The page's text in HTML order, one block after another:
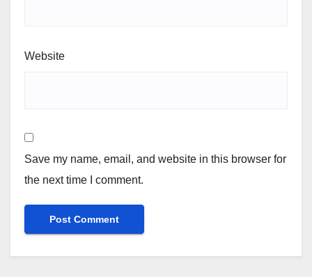
Website
Save my name, email, and website in this browser for
the next time I comment.